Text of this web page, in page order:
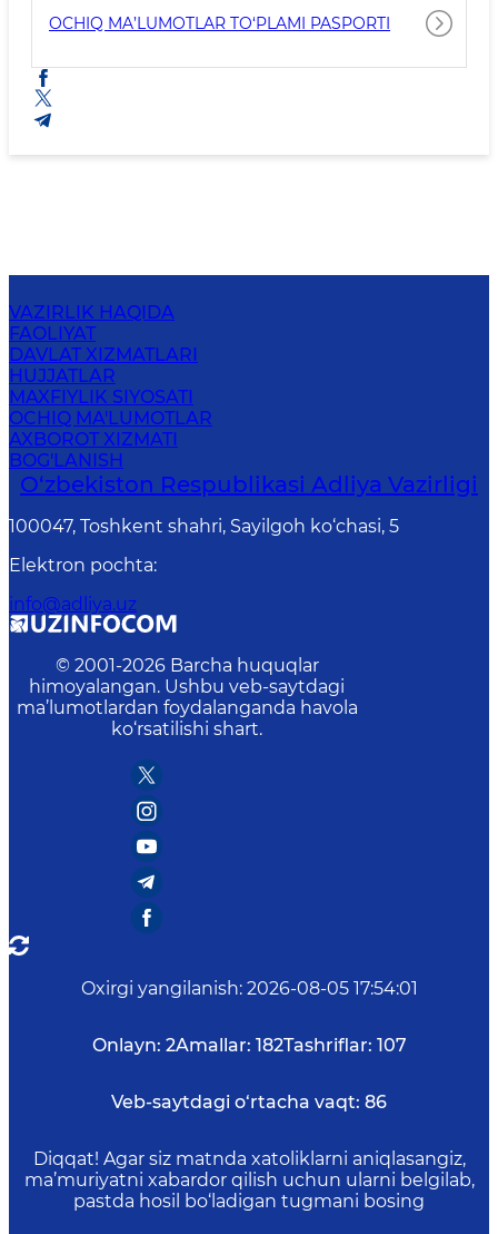
OCHIQ MA’LUMOTLAR TO‘PLAMI PASPORTI
VAZIRLIK HAQIDA
FAOLIYAT
DAVLAT XIZMATLARI
HUJJATLAR
MAXFIYLIK SIYOSATI
OCHIQ MA'LUMOTLAR
AXBOROT XIZMATI
BOG'LANISH
O‘zbekiston Respublikasi Adliya Vazirligi
100047, Toshkent shahri, Sayilgoh ko‘chasi, 5
Elektron pochta:
info@adliya.uz
© 2001-2026 Barcha huquqlar
himoyalangan. Ushbu veb-saytdagi
ma’lumotlardan foydalanganda havola
ko‘rsatilishi shart.
Oxirgi yangilanish: 2026-08-05 17:54:01
Onlayn: 2Amallar: 182Tashriflar: 107
Veb-saytdagi o‘rtacha vaqt: 86
Diqqat! Agar siz matnda xatoliklarni aniqlasangiz,
ma’muriyatni xabardor qilish uchun ularni belgilab,
pastda hosil bo‘ladigan tugmani bosing